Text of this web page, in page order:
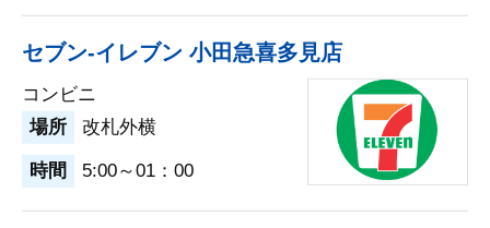
セブン-イレブン 小田急喜多見店
コンビニ
場所
改札外横
時間 5:00～01：00